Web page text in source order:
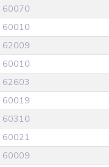
60070
60010
62009
60010
62603
60019
60310
60021
60009